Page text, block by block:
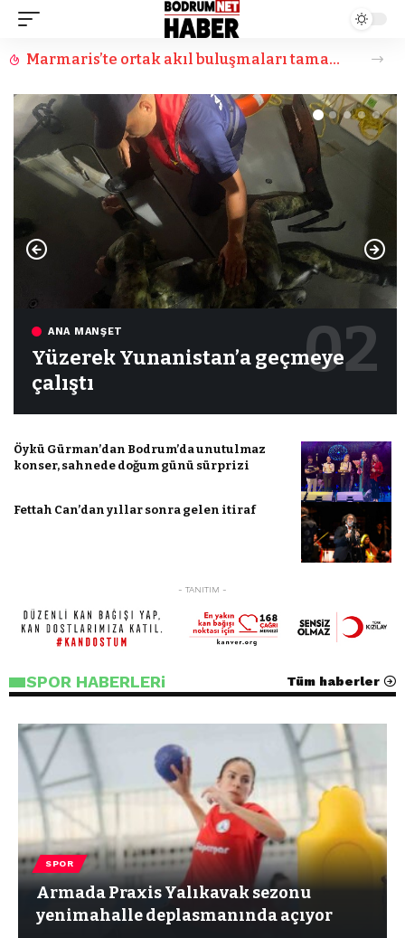
Marmaris’te ortak akıl buluşmaları tamamlanadı
ANA MANŞET
Yüzerek Yunanistan’a geçmeye
çalıştı
Öykü Gürman’dan Bodrum’da unutulmaz
konser, sahnede doğum günü sürprizi
Fettah Can’dan yıllar sonra gelen itiraf
- TANITIM -
SPOR HABERLERi Tüm haberler
SPOR
Armada Praxis Yalıkavak sezonu
yenimahalle deplasmanında açıyor